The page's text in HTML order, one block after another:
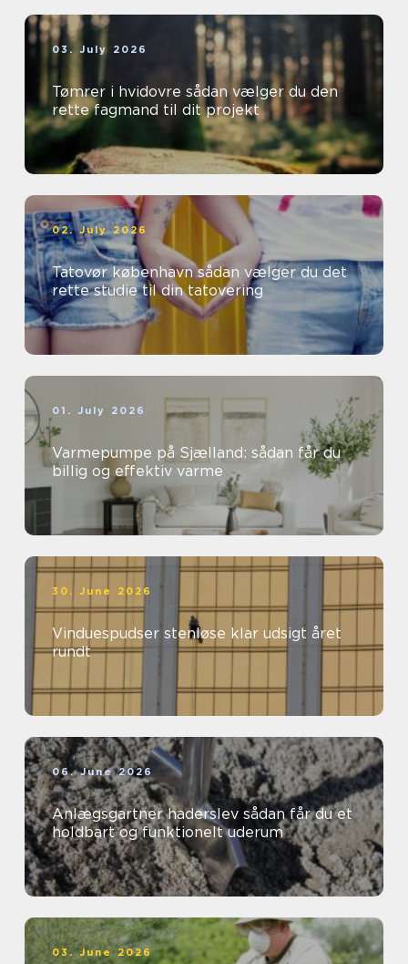
03. July 2026
Tømrer i hvidovre sådan vælger du den
rette fagmand til dit projekt
02. July 2026
Tatovør københavn sådan vælger du det
rette studie til din tatovering
01. July 2026
Varmepumpe på Sjælland: sådan får du
billig og effektiv varme
30. June 2026
Vinduespudser stenløse klar udsigt året
rundt
06. June 2026
Anlægsgartner haderslev sådan får du et
holdbart og funktionelt uderum
03. June 2026